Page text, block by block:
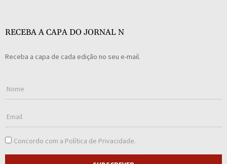
RECEBA A CAPA DO JORNAL N
Receba a capa de cada edição no seu e-mail.
Concordo com a Política de Privacidade.